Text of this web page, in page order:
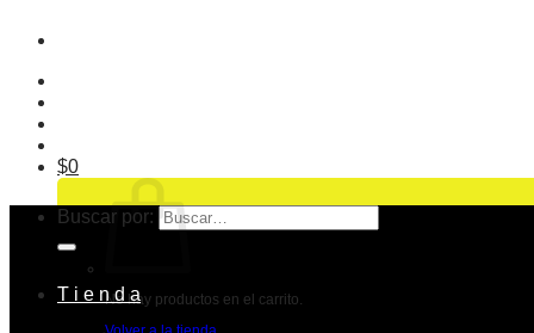
$0
No hay productos en el carrito.
Buscar por:
T i e n d a